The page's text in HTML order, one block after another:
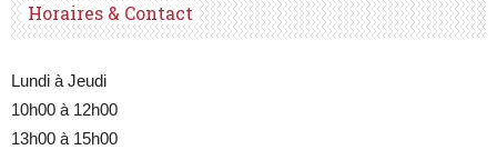
Horaires & Contact
Lundi à Jeudi
10h00 à 12h00
13h00 à 15h00